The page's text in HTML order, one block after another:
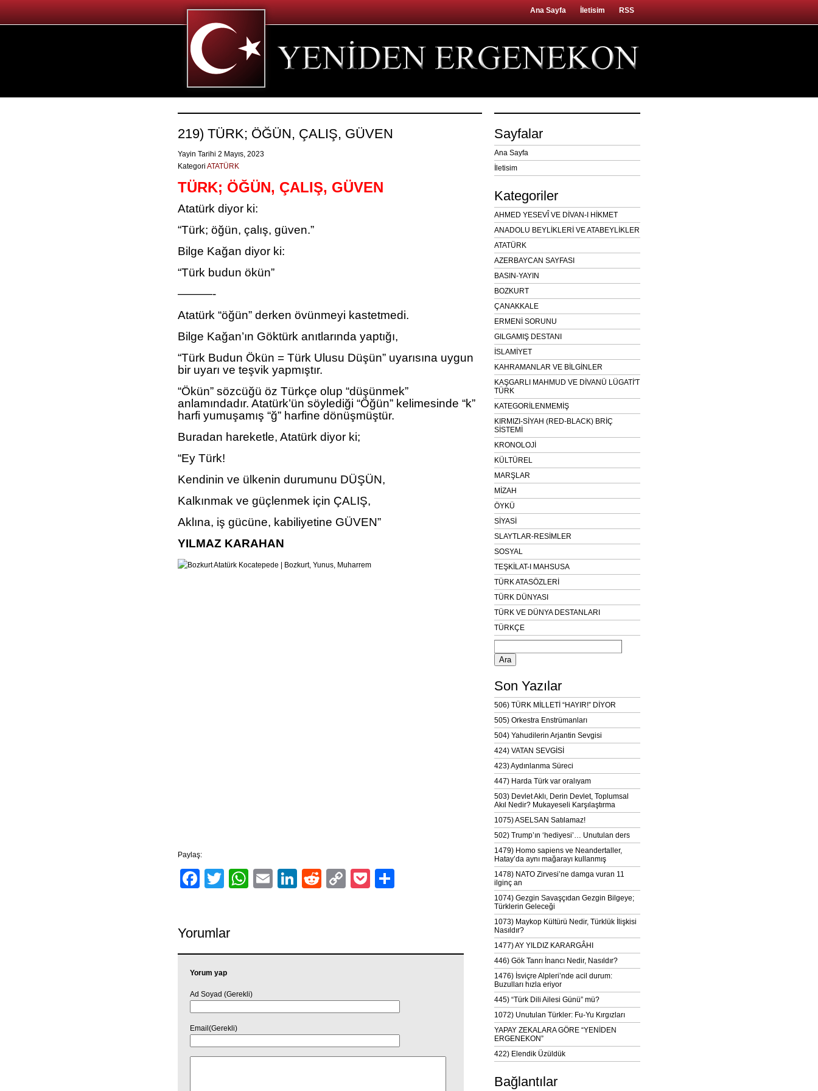
Ana Sayfa İletisim RSS
219) TÜRK; ÖĞÜN, ÇALIŞ, GÜVEN
Yayin Tarihi 2 Mayıs, 2023
Kategori ATATÜRK
TÜRK; ÖĞÜN, ÇALIŞ, GÜVEN
Atatürk diyor ki:
“Türk; öğün, çalış, güven.”
Bilge Kağan diyor ki:
“Türk budun ökün”
———-
Atatürk “öğün” derken övünmeyi kastetmedi.
Bilge Kağan’ın Göktürk anıtlarında yaptığı,
“Türk Budun Ökün = Türk Ulusu Düşün” uyarısına uygun
bir uyarı ve teşvik yapmıştır.
“Ökün” sözcüğü öz Türkçe olup “düşünmek”
anlamındadır. Atatürk’ün söylediği “Öğün” kelimesinde “k”
harfi yumuşamış “ğ” harfine dönüşmüştür.
Buradan hareketle, Atatürk diyor ki;
“Ey Türk!
Kendinin ve ülkenin durumunu DÜŞÜN,
Kalkınmak ve güçlenmek için ÇALIŞ,
Aklına, iş gücüne, kabiliyetine GÜVEN”
YILMAZ KARAHAN
Paylaş:
Facebook
TwitterWhatsApp
EmailLinkedIn
RedditCopyPocket
Yorumlar
Yorum yap
Ad Soyad (Gerekli)
Email(Gerekli)
Sayfalar
Ana Sayfa
İletisim
Kategoriler
AHMED YESEVÎ VE DİVAN-I HİKMET
ANADOLU BEYLİKLERİ VE ATABEYLİKLER
ATATÜRK
AZERBAYCAN SAYFASI
BASIN-YAYIN
BOZKURT
ÇANAKKALE
ERMENİ SORUNU
GILGAMIŞ DESTANI
İSLAMİYET
KAHRAMANLAR VE BİLGİNLER
KAŞGARLI MAHMUD VE DİVANÜ LÜGATİ'T
TÜRK
KATEGORİLENMEMİŞ
KIRMIZI-SİYAH (RED-BLACK) BRİÇ
SİSTEMİ
KRONOLOJİ
KÜLTÜREL
MARŞLAR
MİZAH
ÖYKÜ
SİYASİ
SLAYTLAR-RESİMLER
SOSYAL
TEŞKİLAT-I MAHSUSA
TÜRK ATASÖZLERİ
TÜRK DÜNYASI
TÜRK VE DÜNYA DESTANLARI
TÜRKÇE
Arama:
Son Yazılar
506) TÜRK MİLLETİ “HAYIR!” DİYOR
505) Orkestra Enstrümanları
504) Yahudilerin Arjantin Sevgisi
424) VATAN SEVGİSİ
423) Aydınlanma Süreci
447) Harda Türk var oralıyam
503) Devlet Aklı, Derin Devlet, Toplumsal
Akıl Nedir? Mukayeseli Karşılaştırma
1075) ASELSAN Satılamaz!
502) Trump’ın ‘hediyesi’… Unutulan ders
1479) Homo sapiens ve Neandertaller,
Hatay’da aynı mağarayı kullanmış
1478) NATO Zirvesi’ne damga vuran 11
ilginç an
1074) Gezgin Savaşçıdan Gezgin Bilgeye;
Türklerin Geleceği
1073) Maykop Kültürü Nedir, Türklük İlişkisi
Nasıldır?
1477) AY YILDIZ KARARGÂHI
446) Gök Tanrı İnancı Nedir, Nasıldır?
1476) İsviçre Alpleri’nde acil durum:
Buzulları hızla eriyor
445) “Türk Dili Ailesi Günü” mü?
1072) Unutulan Türkler: Fu-Yu Kırgızları
YAPAY ZEKALARA GÖRE “YENİDEN
ERGENEKON”
422) Elendik Üzüldük
Bağlantılar